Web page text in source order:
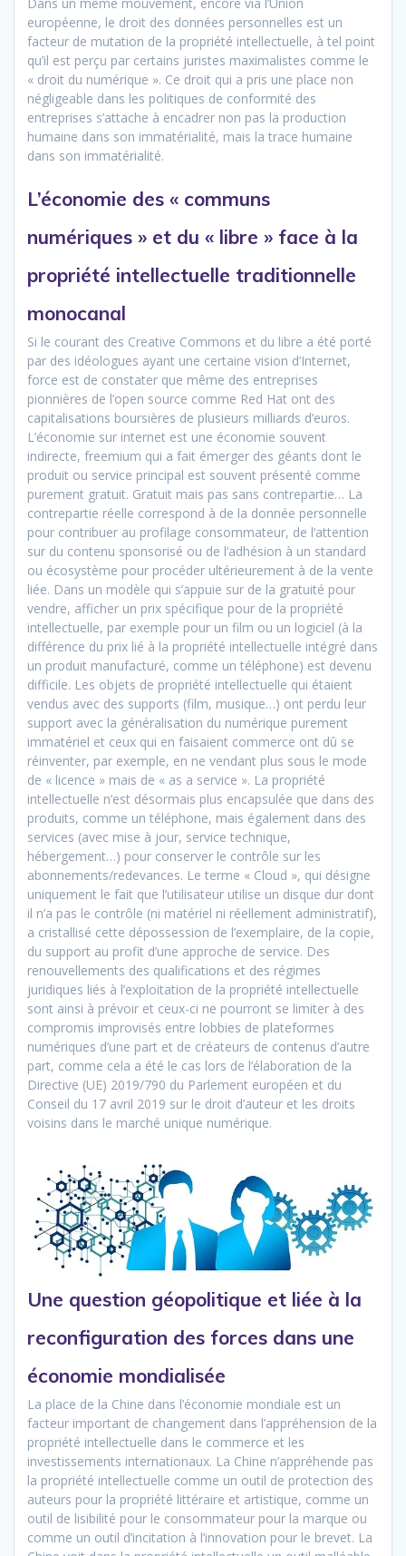
Dans un même mouvement, encore via l’Union
européenne, le droit des données personnelles est un
facteur de mutation de la propriété intellectuelle, à tel point
qu’il est perçu par certains juristes maximalistes comme le
« droit du numérique ». Ce droit qui a pris une place non
négligeable dans les politiques de conformité des
entreprises s’attache à encadrer non pas la production
humaine dans son immatérialité, mais la trace humaine
dans son immatérialité.
L’économie des « communs
numériques » et du « libre » face à la
propriété intellectuelle traditionnelle
monocanal
Si le courant des Creative Commons et du libre a été porté
par des idéologues ayant une certaine vision d’Internet,
force est de constater que même des entreprises
pionnières de l’open source comme Red Hat ont des
capitalisations boursières de plusieurs milliards d’euros.
L’économie sur internet est une économie souvent
indirecte, freemium qui a fait émerger des géants dont le
produit ou service principal est souvent présenté comme
purement gratuit. Gratuit mais pas sans contrepartie… La
contrepartie réelle correspond à de la donnée personnelle
pour contribuer au profilage consommateur, de l’attention
sur du contenu sponsorisé ou de l’adhésion à un standard
ou écosystème pour procéder ultérieurement à de la vente
liée. Dans un modèle qui s’appuie sur de la gratuité pour
vendre, afficher un prix spécifique pour de la propriété
intellectuelle, par exemple pour un film ou un logiciel (à la
différence du prix lié à la propriété intellectuelle intégré dans
un produit manufacturé, comme un téléphone) est devenu
difficile. Les objets de propriété intellectuelle qui étaient
vendus avec des supports (film, musique…) ont perdu leur
support avec la généralisation du numérique purement
immatériel et ceux qui en faisaient commerce ont dû se
réinventer, par exemple, en ne vendant plus sous le mode
de « licence » mais de « as a service ». La propriété
intellectuelle n’est désormais plus encapsulée que dans des
produits, comme un téléphone, mais également dans des
services (avec mise à jour, service technique,
hébergement…) pour conserver le contrôle sur les
abonnements/redevances. Le terme « Cloud », qui désigne
uniquement le fait que l’utilisateur utilise un disque dur dont
il n’a pas le contrôle (ni matériel ni réellement administratif),
a cristallisé cette dépossession de l’exemplaire, de la copie,
du support au profit d’une approche de service. Des
renouvellements des qualifications et des régimes
juridiques liés à l’exploitation de la propriété intellectuelle
sont ainsi à prévoir et ceux-ci ne pourront se limiter à des
compromis improvisés entre lobbies de plateformes
numériques d’une part et de créateurs de contenus d’autre
part, comme cela a été le cas lors de l’élaboration de la
Directive (UE) 2019/790 du Parlement européen et du
Conseil du 17 avril 2019 sur le droit d’auteur et les droits
voisins dans le marché unique numérique.
Une question géopolitique et liée à la
reconfiguration des forces dans une
économie mondialisée
La place de la Chine dans l’économie mondiale est un
facteur important de changement dans l’appréhension de la
propriété intellectuelle dans le commerce et les
investissements internationaux. La Chine n’appréhende pas
la propriété intellectuelle comme un outil de protection des
auteurs pour la propriété littéraire et artistique, comme un
outil de lisibilité pour le consommateur pour la marque ou
comme un outil d’incitation à l’innovation pour le brevet. La